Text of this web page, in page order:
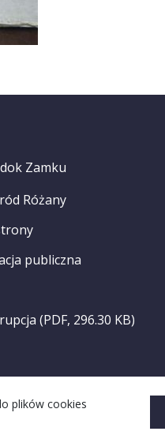
plików cookies
Zamku
Różany
publiczna
(PDF, 296.30 KB)